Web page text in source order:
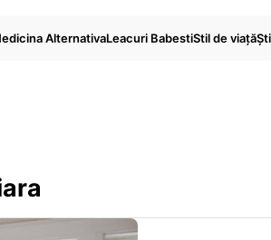
AlternativaLeacuri BabestiStil de viaţă